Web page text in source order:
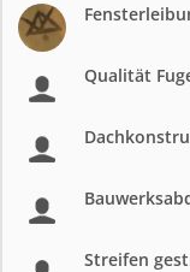
Qualität
Streifen